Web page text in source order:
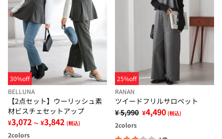
30%off
BELLUNA
【2点セット】ウーリッシュ素
材ビスチェセットアップ
¥3,072 ～ ¥3,842 (税込)
2colors
25%off
RANAN
ツイードフリルサロペット
¥ 5,990 ¥4,490 (税込)
2colors